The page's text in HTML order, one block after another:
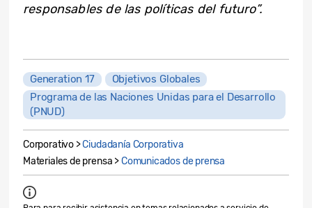
responsables de las políticas del futuro”.
Generation 17
Objetivos Globales
Programa de las Naciones Unidas para el Desarrollo
(PNUD)
Corporativo >Ciudadanía Corporativa
Materiales de prensa >Comunicados de prensa